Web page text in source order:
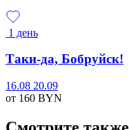
1 день
Таки-да, Бобруйск!
16.08 20.09
от 160 BYN